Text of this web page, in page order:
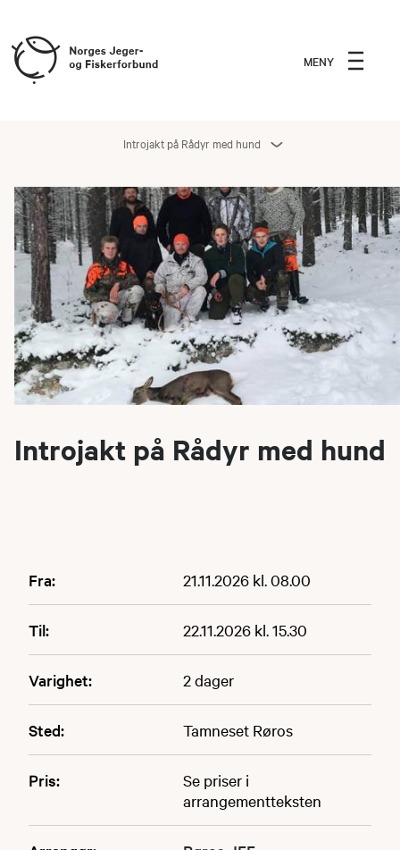
MENY
Introjakt på Rådyr med hund
Introjakt på Rådyr med hund
Fra: 21.11.2026 kl. 08.00
Til: 22.11.2026 kl. 15.30
Varighet: 2 dager
Sted: Tamneset Røros
Pris:
Se priser i
arrangementteksten